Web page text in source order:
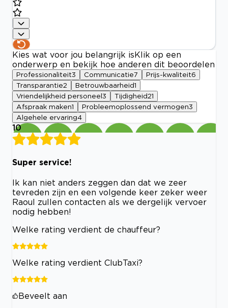
Kies wat voor jou belangrijk is Klik op een
onderwerp en bekijk hoe anderen dit beoordelen
Professionaliteit3 Communicatie7 Prijs-kwaliteit6
Transparantie2 Betrouwbaarheid1
Vriendelijkheid personeel 3 Tijdigheid21
Afspraak maken1 Probleemoplossend vermogen3
Algehele ervaring4
10
Super service!
Ik kan niet anders zeggen dan dat we zeer
tevreden zijn en een volgende keer zeker weer
Raoul zullen contacten als we dergelijk vervoer
nodig hebben!
Welke rating verdient de chauffeur?
Welke rating verdient ClubTaxi?
Beveelt aan